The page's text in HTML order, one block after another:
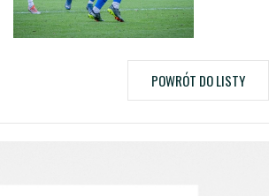
POWRÓT DO LISTY